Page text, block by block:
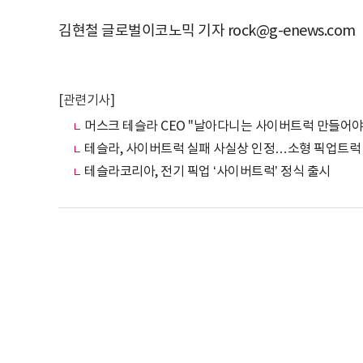
김현철 글로벌이코노믹 기자 rock@g-enews.com
[관련기사]
머스크 테슬라 CEO "날아다니는 사이버트럭 만들어
테슬라, 사이버트럭 실패 사실상 인정…소형 픽업트럭
테슬라코리아, 전기 픽업 ‘사이버트럭’ 정식 출시